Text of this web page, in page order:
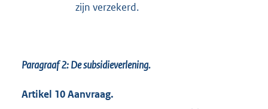
zijn verzekerd.
Paragraaf 2:De subsidieverlening.
Artikel 10 Aanvraag.